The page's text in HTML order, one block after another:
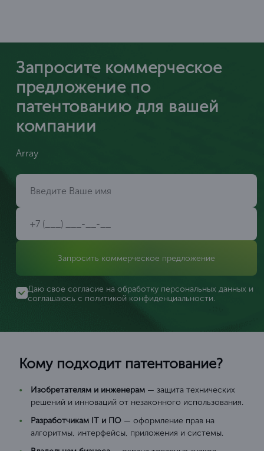
Запросите коммерческое
предложение по
патентованию для вашей
компании
Array
Запросить коммерческое предложение
Даю свое согласие на обработку персональных данных и
соглашаюсь с политикой конфиденциальности.
Кому подходит патентование?
Изобретателям и инженерам — защита технических
решений и инноваций от незаконного использования.
Разработчикам IT и ПО — оформление прав на
алгоритмы, интерфейсы, приложения и системы.